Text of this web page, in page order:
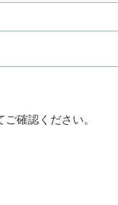
ご確認ください。